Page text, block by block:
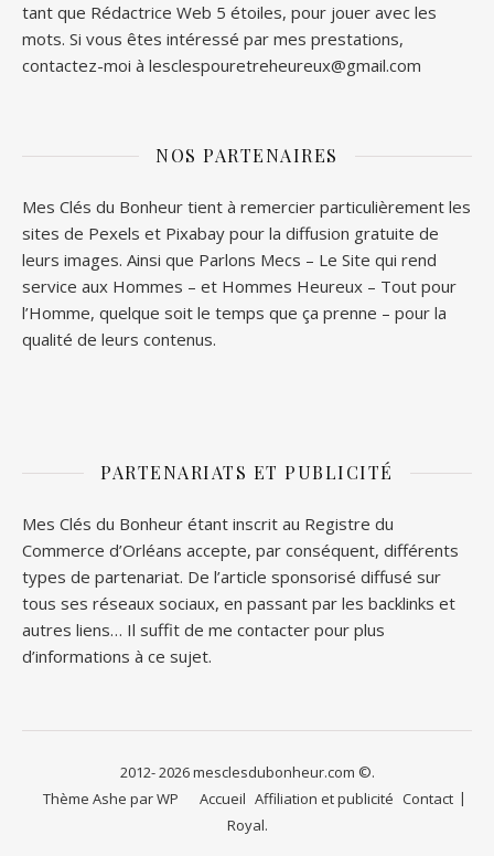
tant que Rédactrice Web 5 étoiles, pour jouer avec les
mots. Si vous êtes intéressé par mes prestations,
contactez-moi à lesclespouretreheureux@gmail.com
NOS PARTENAIRES
Mes Clés du Bonheur tient à remercier particulièrement les
sites de Pexels et Pixabay pour la diffusion gratuite de
leurs images. Ainsi que Parlons Mecs – Le Site qui rend
service aux Hommes – et Hommes Heureux – Tout pour
l’Homme, quelque soit le temps que ça prenne – pour la
qualité de leurs contenus.
PARTENARIATS ET PUBLICITÉ
Mes Clés du Bonheur étant inscrit au Registre du
Commerce d’Orléans accepte, par conséquent, différents
types de partenariat. De l’article sponsorisé diffusé sur
tous ses réseaux sociaux, en passant par les backlinks et
autres liens… Il suffit de me contacter pour plus
d’informations à ce sujet.
2012- 2026 mesclesdubonheur.com ©.
Accueil Affiliation et publicité Contact
Thème Ashe parWP
Royal.